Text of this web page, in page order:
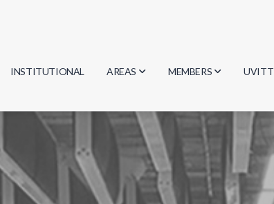
INSTITUTIONAL AREAS
Biology
Physics
Geosciences
Computer Science
MEMBERS
Researchers
Students
UVITT